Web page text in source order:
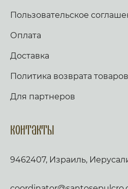
Пользовательское
Оплата
Доставка
Политика возврата товаров
Для партнеров
Контакты
9462407, Израиль,